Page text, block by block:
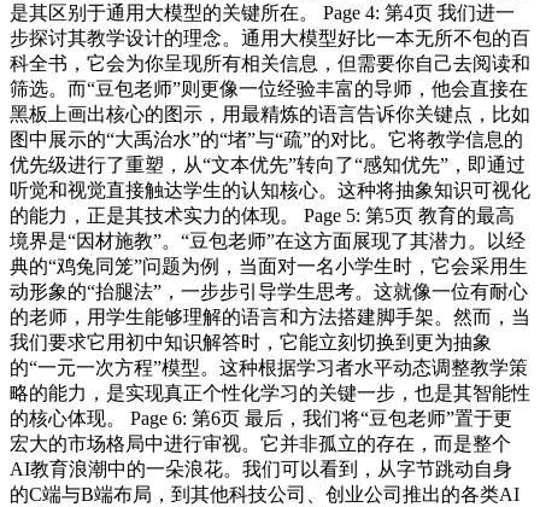
是其区别于通用大模型的关键所在。 Page 4: 第4页 我们进一
步探讨其教学设计的理念。通用大模型好比一本无所不包的百
科全书，它会为你呈现所有相关信息，但需要你自己去阅读和
筛选。而“豆包老师”则更像一位经验丰富的导师，他会直接在
黑板上画出核心的图示，用最精炼的语言告诉你关键点，比如
图中展示的“大禹治水”的“堵”与“疏”的对比。它将教学信息的
优先级进行了重塑，从“文本优先”转向了“感知优先”，即通过
听觉和视觉直接触达学生的认知核心。这种将抽象知识可视化
的能力，正是其技术实力的体现。 Page 5: 第5页 教育的最高
境界是“因材施教”。“豆包老师”在这方面展现了其潜力。以经
典的“鸡兔同笼”问题为例，当面对一名小学生时，它会采用生
动形象的“抬腿法”，一步步引导学生思考。这就像一位有耐心
的老师，用学生能够理解的语言和方法搭建脚手架。然而，当
我们要求它用初中知识解答时，它能立刻切换到更为抽象
的“一元一次方程”模型。这种根据学习者水平动态调整教学策
略的能力，是实现真正个性化学习的关键一步，也是其智能性
的核心体现。 Page 6: 第6页 最后，我们将“豆包老师”置于更
宏大的市场格局中进行审视。它并非孤立的存在，而是整个
AI教育浪潮中的一朵浪花。我们可以看到，从字节跳动自身
的C端与B端布局，到其他科技公司、创业公司推出的各类AI